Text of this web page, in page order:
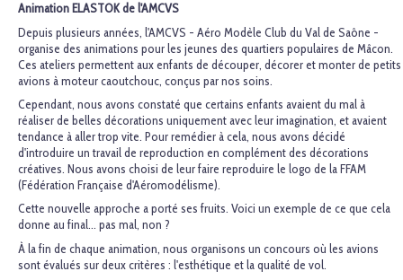
Animation ELASTOK de l'AMCVS
Depuis plusieurs années, l'AMCVS - Aéro Modèle Club du Val de Saône -
organise des animations pour les jeunes des quartiers populaires de Mâcon.
Ces ateliers permettent aux enfants de découper, décorer et monter de petits
avions à moteur caoutchouc, conçus par nos soins.
Cependant, nous avons constaté que certains enfants avaient du mal à
réaliser de belles décorations uniquement avec leur imagination, et avaient
tendance à aller trop vite. Pour remédier à cela, nous avons décidé
d'introduire un travail de reproduction en complément des décorations
créatives. Nous avons choisi de leur faire reproduire le logo de la FFAM
(Fédération Française d'Aéromodélisme).
Cette nouvelle approche a porté ses fruits. Voici un exemple de ce que cela
donne au final... pas mal, non ?
À la fin de chaque animation, nous organisons un concours où les avions
sont évalués sur deux critères : l'esthétique et la qualité de vol.